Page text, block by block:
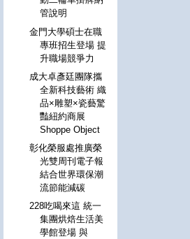
管說明
金門大學碩士在職
專班招生登場 提
升職場競爭力
成大卓彥廷團隊攜
全新科技藝術 織
品×雕塑×瓷藝驚
豔紐約商展
Shoppe Object
彰化榮服處推廣榮
光雙周刊電子報
結合世界環保潮
流節能減碳
228吃喝來這 統一
集團烘焙生活美
學館登場 與